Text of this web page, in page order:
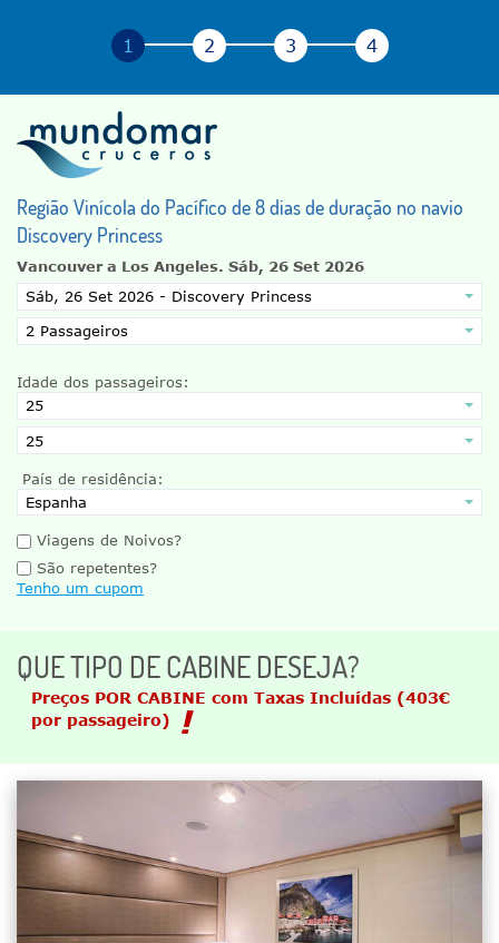
Região Vinícola do Pacífico de 8 dias de duração no navio
Discovery Princess
Vancouver a Los Angeles. Sáb, 26 Set 2026
Idade dos passageiros:
País de residência:
Viagens de Noivos?
São repetentes?
Tenho um cupom
QUE TIPO DE CABINE DESEJA?
Preços POR CABINE com Taxas Incluídas (403€
por passageiro)